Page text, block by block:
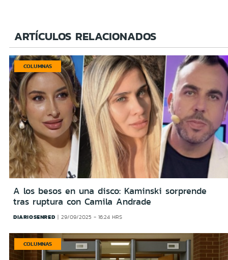
ARTÍCULOS RELACIONADOS
COLUMNAS
A los besos en una disco: Kaminski sorprende
tras ruptura con Camila Andrade
DIARIOSENRED 29/09/2025 - 16:24 HRS
COLUMNAS